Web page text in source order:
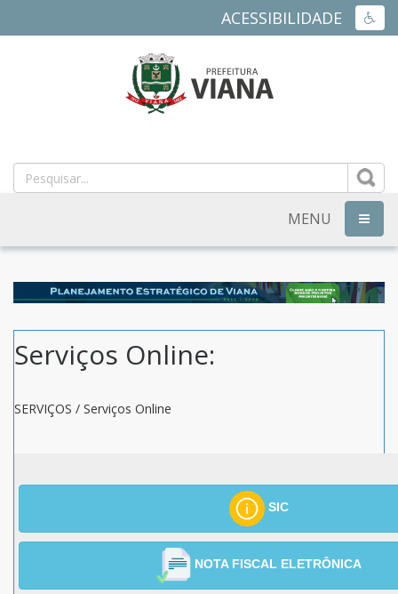
ACESSIBILIDADE
MUNICIPAL
DE
VIANA
ES
MENU
Serviços Online:
SERVIÇOS / Serviços Online
SIC
NOTA FISCAL ELETRÔNICA